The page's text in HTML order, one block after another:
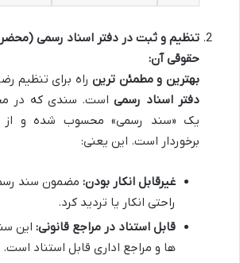
تنظیم و ثبت در دفتر اسناد رسمی
حقوقی آن:
بهترین و مطمئن ترینراه برای تنظیم
دفتر اسناد رسمیاست. سندی که در
یک «سند رسمی» محسوب شده و
برخوردار است. این یعنی:
غیرقابل انکار بودن: مضمون سند
راحتی انکار یا تردید کرد.
قابل استناد در مراجع قانونی: این
ها و مراجع اداری قابل استناد است.